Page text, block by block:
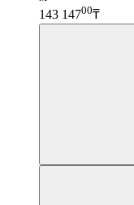
143 14700₸